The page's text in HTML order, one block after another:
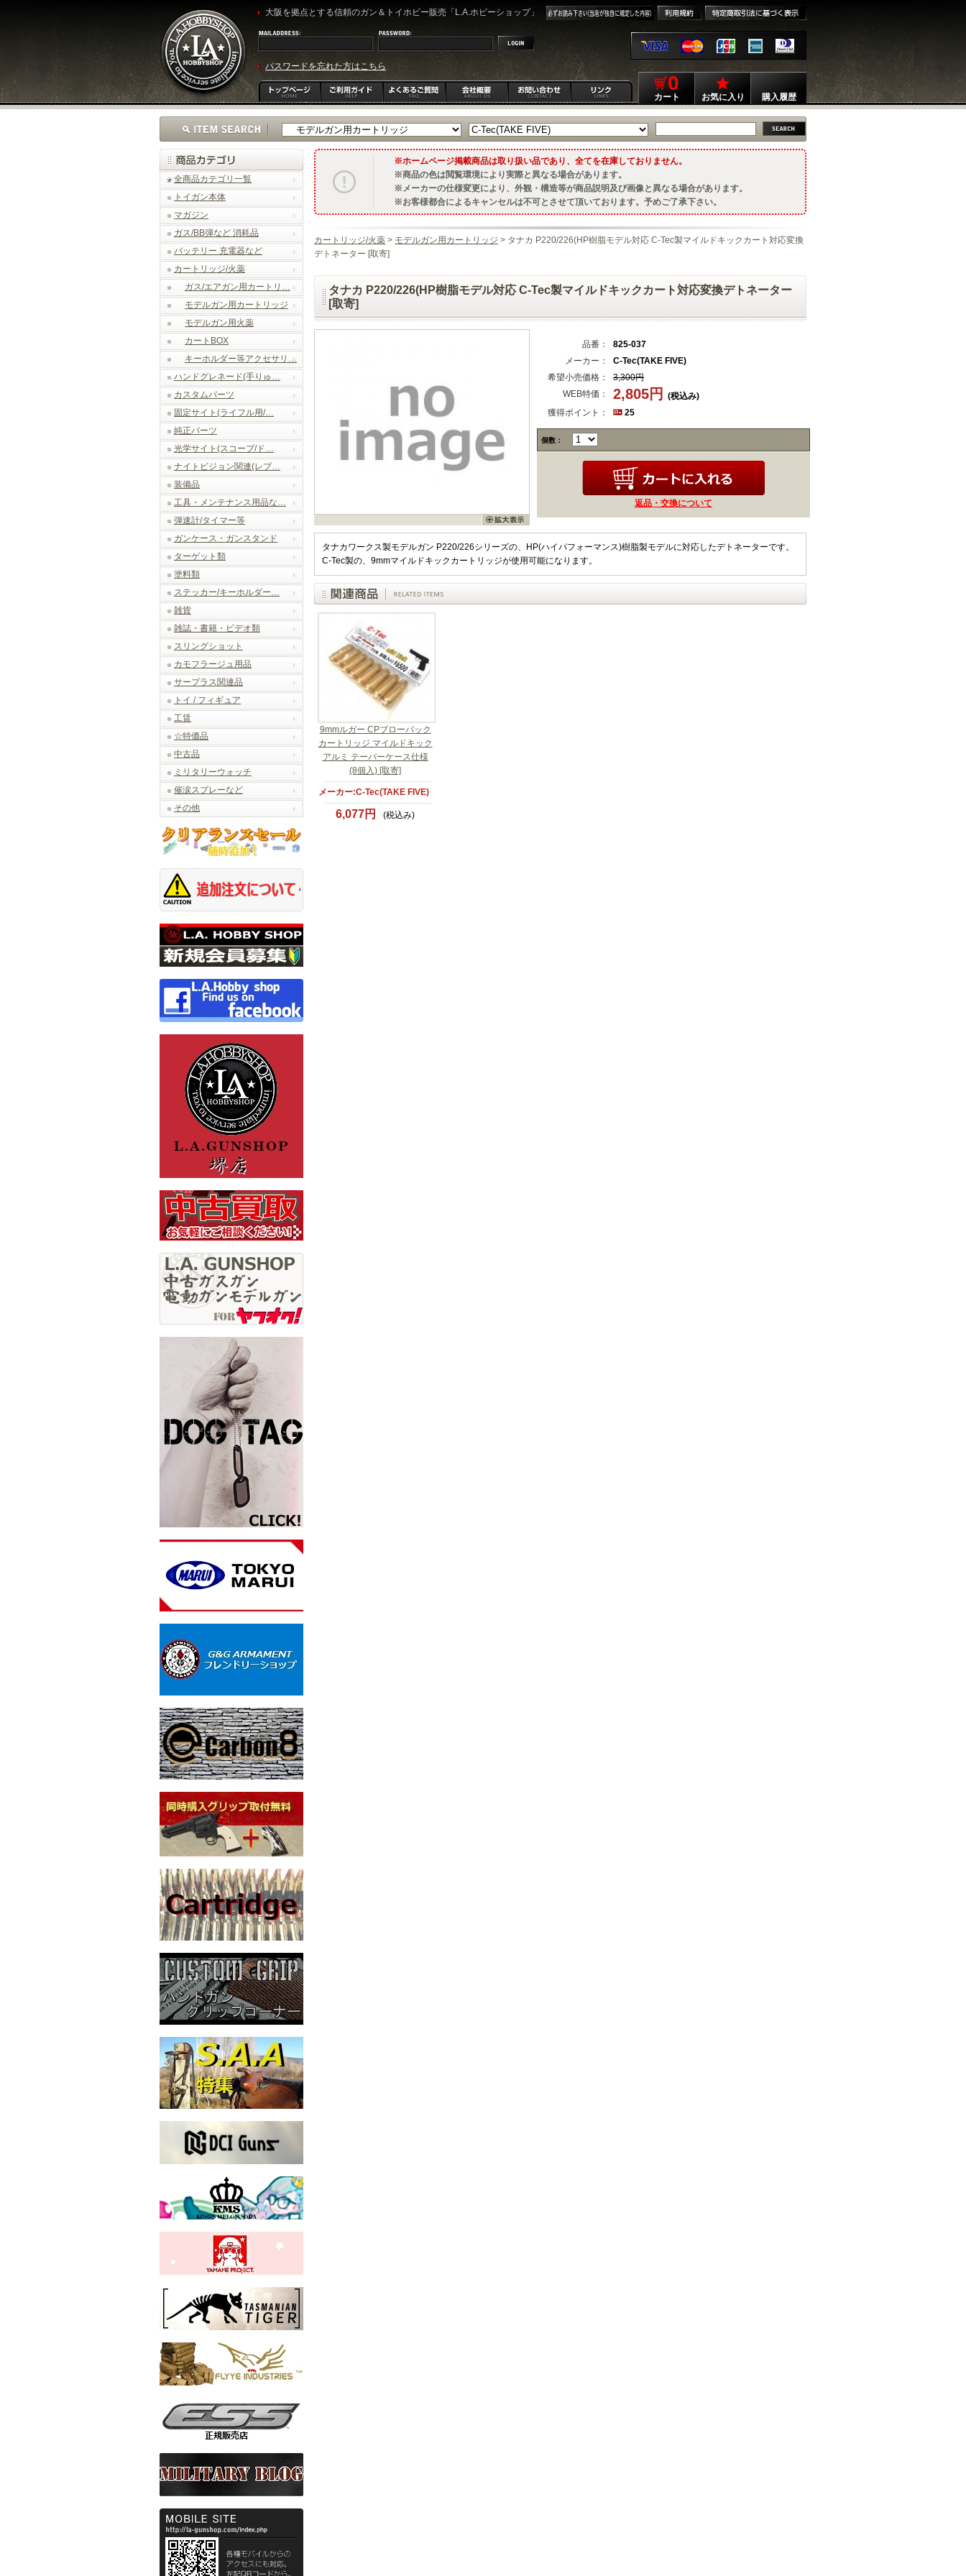
大阪を拠点とする信頼のガン＆トイホビー販売「L.A.ホビーショップ」
パスワードを忘れた方はこちら
0
カート お気に入り 購入履歴
全商品カテゴリ一覧
トイガン本体
マガジン
ガス/BB弾など 消耗品
バッテリー 充電器など
カートリッジ/火薬
ガス/エアガン用カートリ…
モデルガン用カートリッジ
モデルガン用火薬
カートBOX
キーホルダー等アクセサリ…
ハンドグレネード(手りゅ…
カスタムパーツ
固定サイト(ライフル用/…
純正パーツ
光学サイト(スコープ/ド…
ナイトビジョン関連(レプ…
装備品
工具・メンテナンス用品な…
弾速計/タイマー等
ガンケース・ガンスタンド
ターゲット類
塗料類
ステッカー/キーホルダー…
雑貨
雑誌・書籍・ビデオ類
スリングショット
カモフラージュ用品
サープラス関連品
トイ / フィギュア
工賃
☆特価品
中古品
ミリタリーウォッチ
催涙スプレーなど
その他
ホームページ掲載商品は取り扱い品であり、全てを在庫しておりません。
商品の色は閲覧環境により実際と異なる場合があります。
メーカーの仕様変更により、外観・構造等が商品説明及び画像と異なる場合があります。
お客様都合によるキャンセルは不可とさせて頂いております。予めご了承下さい。
カートリッジ/火薬 > モデルガン用カートリッジ > タナカ P220/226(HP樹脂モデル対応 C-Tec製マイルドキックカート対応変換
デトネーター [取寄]
タナカ P220/226(HP樹脂モデル対応 C-Tec製マイルドキックカート対応変換デトネーター
[取寄]
品番：
825-037
メーカー：
C-Tec(TAKE FIVE)
希望小売価格：
3,300円
WEB特価：
2,805円
(税込み)
獲得ポイント：
25
個数：
返品・交換について
タナカワークス製モデルガン P220/226シリーズの、HP(ハイパフォーマンス)樹脂製モデルに対応したデトネーターです。
C-Tec製の、9mmマイルドキックカートリッジが使用可能になります。
9mmルガー CPブローバック
カートリッジ マイルドキック
アルミ テーパーケース仕様
(8個入) [取寄]
メーカー:C-Tec(TAKE FIVE)
6,077円 (税込み)